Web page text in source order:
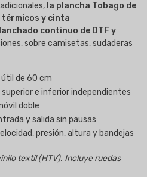
la plancha Tobago de
y cinta
continuo de DTF y
sobre camisetas, sudaderas
de 60 cm
e inferior independientes
doble
y salida sin pausas
presión, altura y bandejas
textil (HTV). Incluye ruedas